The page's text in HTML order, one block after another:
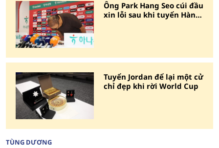
Ông Park Hang Seo cúi đầu
xin lỗi sau khi tuyển Hàn
Tuyển Jordan để lại một cử
chỉ đẹp khi rời World Cup
TÙNG DƯƠNG